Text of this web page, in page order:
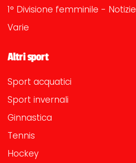
1° Divisione femminile - Notizie
Varie
Altri sport
Sport acquatici
Sport invernali
Ginnastica
Tennis
Hockey